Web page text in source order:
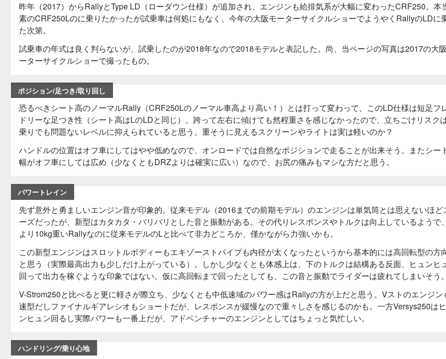
昨年（2017）からRallyとType LD（ローダウン仕様）が追加され、エンジンも給排気系が大幅に変わったCRF250。本
素のCRF250Lのに乗りたかったが試乗車は何処にもなく、今年の大阪モーターサイクルショーでようやくRallyのLDに
た次第。
試乗車の年式は良く判らないが、試乗したのが2018年なので2018モデルと表記した。尚、当ページの写真は2017の大
ーターサイクルショーで撮ったもの。
ポジション/足つき/取り回し
恐るべきシート高のノーマルRally（CRF250Lのノーマル車高より高い！）とは打って変わって、このLD仕様は短足フ
ドリーな足つき性（シート高はLのLDと同じ）。跨って左右に傾けても然程重さを感じなかったので、立ちごけリスク
乗りでも問題ないレベルに抑えられていると思う。重そうに見えるスクリーンやライトは実は軽いのか？
ハンドルの位置はオフ車にしてはやや低めなので、オンロードでは自然なポジションで走ることが出来そう。またシー
幅がオフ車にしては広め（少なくともDRZよりは確実に広い）なので、お尻の痛みもマシな方だと思う。
パワートレイン
先ず意外と勇ましいエンジン音が印象的。従来モデル（2016までの前期モデル）のエンジンは単気筒とは思えないほど
ーズだったが、新型はカタカタ・バリバリとした音と振動がある。その代りレスポンスやトルクは向上しているようで
より10kg重いRallyなのに従来モデルのLと比べて非力どころか、僅かながら力強いかも。
この新型エンジンはスロットルボディーもエキゾーストパイプも内径が太くなったというから基本的には高回転型の方
と思う（実際最高出力も少しだけ上がっている）。しかし少なくとも体感上は、下のトルクは結構ある反面、ヒュンヒ
回って出力を稼ぐような印象ではない。仮に高回転まで回ったとしても、この音と振動でライダーは疲れてしまいそう。
V-Strom250と比べると更に軽さが際立ち、少なくとも中低速域のパワー感はRallyの方が上だと思う。Vストのエンジン
速型だしファイナルギアレシオもショートだが、レスポンスが緩慢なので重々しさを感じるのかも。一方Versys250は
ンヒュン回るし実際パワーも一番上だが、アドベンチャーのエンジンとしてはちょっと気忙しい。
ハンドリング/乗り心地